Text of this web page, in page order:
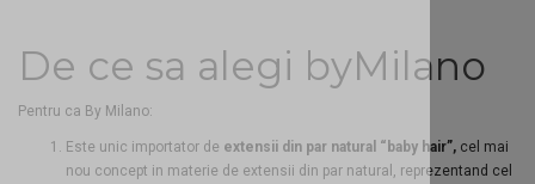
De ce sa alegi byMilano
Pentru ca By Milano:
Este unic importator de extensii din par natural “baby hair”, cel mai
nou concept in materie de extensii din par natural, reprezentand cel